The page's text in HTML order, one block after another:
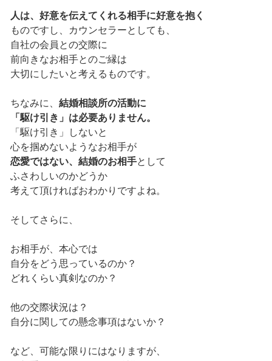
人は、好意を伝えてくれる相手に好意を抱く
ものですし、カウンセラーとしても、
自社の会員との交際に
前向きなお相手とのご縁は
大切にしたいと考えるものです。
ちなみに、 結婚相談所の活動に
「駆け引き」は必要ありません。
「駆け引き」しないと
心を掴めないようなお相手が
恋愛ではない、結婚のお相手として
ふさわしいのかどうか
考えて頂ければおわかりですよね。
そしてさらに、
お相手が、本心では
自分をどう思っているのか？
どれくらい真剣なのか？
他の交際状況は？
自分に関しての懸念事項はないか？
など、可能な限りにはなりますが、